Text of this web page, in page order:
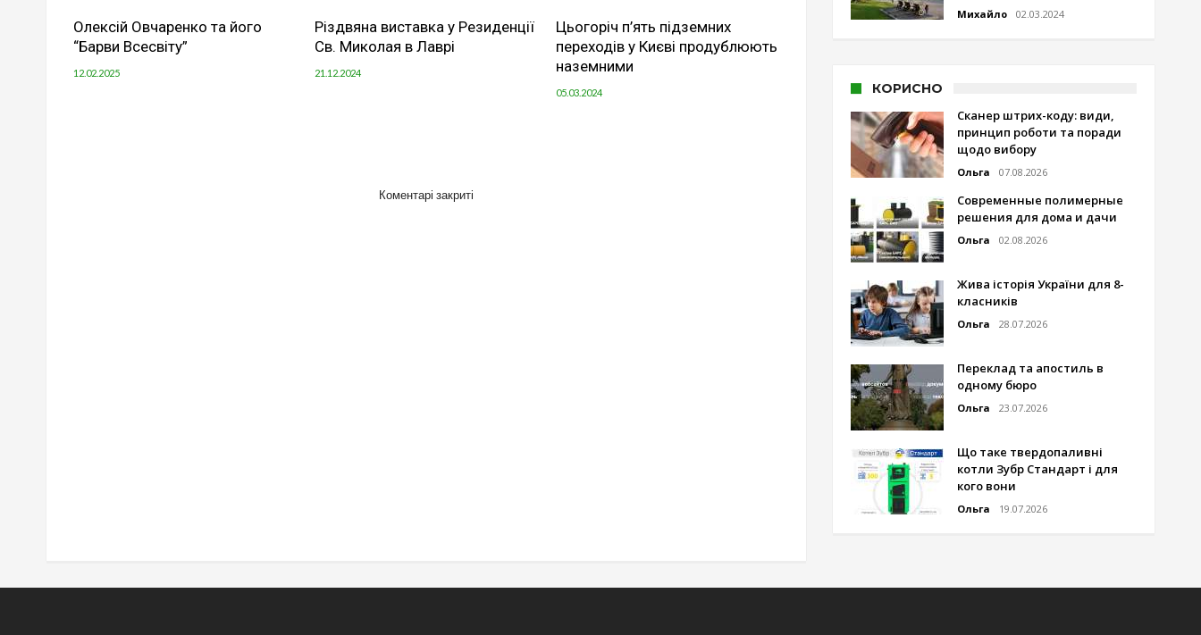
Олексій Овчаренко та його
“Барви Всесвіту”
12.02.2025
Різдвяна виставка у Резиденції
Св. Миколая в Лаврі
21.12.2024
Цьогоріч п’ять підземних
переходів у Києві продублюють
наземними
05.03.2024
Коментарі закриті
Михайло 02.03.2024
КОРИСНО
Сканер штрих-коду: види,
принцип роботи та поради
щодо вибору
Ольга 07.08.2026
Современные полимерные
решения для дома и дачи
Ольга 02.08.2026
Жива історія України для 8-
класників
Ольга 28.07.2026
Переклад та апостиль в
одному бюро
Ольга 23.07.2026
Що таке твердопаливні
котли Зубр Стандарт і для
кого вони
Ольга 19.07.2026